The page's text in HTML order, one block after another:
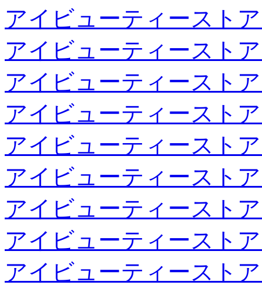
アイビューティースト
アイビューティースト
アイビューティースト
アイビューティースト
アイビューティースト
アイビューティースト
アイビューティースト
アイビューティースト
アイビューティースト